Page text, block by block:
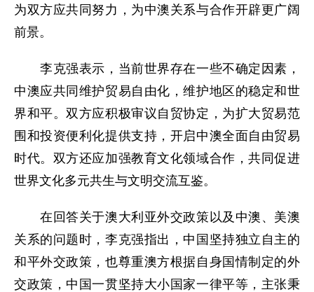
为双方应共同努力，为中澳关系与合作开辟更广阔
前景。
李克强表示，当前世界存在一些不确定因素，
中澳应共同维护贸易自由化，维护地区的稳定和世
界和平。双方应积极审议自贸协定，为扩大贸易范
围和投资便利化提供支持，开启中澳全面自由贸易
时代。双方还应加强教育文化领域合作，共同促进
世界文化多元共生与文明交流互鉴。
在回答关于澳大利亚外交政策以及中澳、美澳
关系的问题时，李克强指出，中国坚持独立自主的
和平外交政策，也尊重澳方根据自身国情制定的外
交政策，中国一贯坚持大小国家一律平等，主张秉